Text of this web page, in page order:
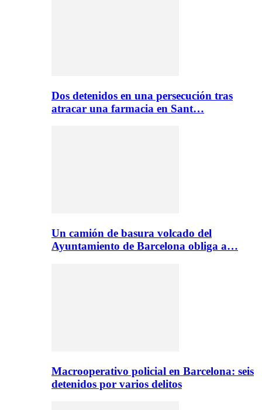
Dos detenidos en una persecución tras
atracar una farmacia en Sant…
Un camión de basura volcado del
Ayuntamiento de Barcelona obliga a…
Macrooperativo policial en Barcelona: seis
detenidos por varios delitos